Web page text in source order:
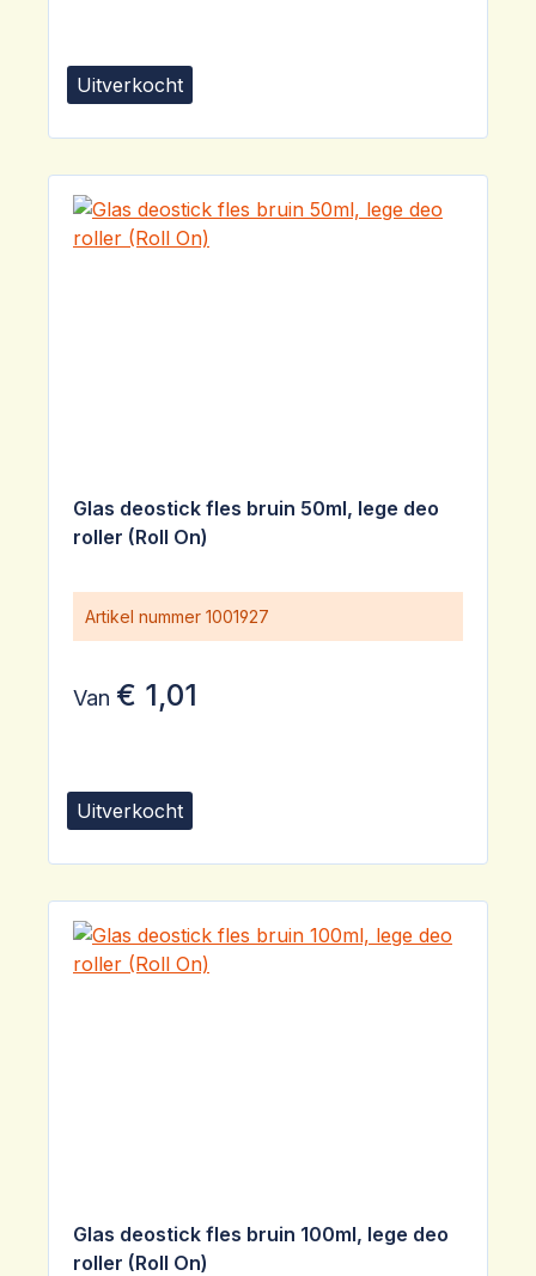
Uitverkocht
Uitverkocht
Glas deostick fles bruin 50ml, lege deo
roller (Roll On)
Artikel nummer 1001927
Van € 1,01
Glas deostick fles bruin 100ml, lege deo
roller (Roll On)